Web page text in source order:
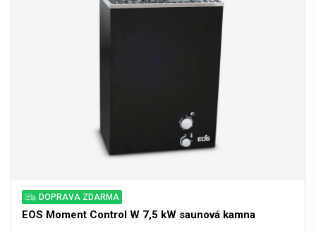
DOPRAVA ZDARMA
EOS Moment Control W 7,5 kW saunová kamna